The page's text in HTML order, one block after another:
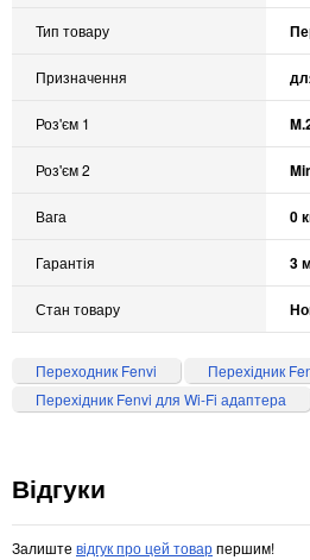
Тип товару
Призначення
Роз'єм 1
Роз'єм 2
Вага 0
Гарантія 3
Стан товару
Переходник Fenvi
Перехідник
Перехідник Fenvi для Wi-Fi адаптера
Відгуки
Залиште відгук про цей товарпершим!